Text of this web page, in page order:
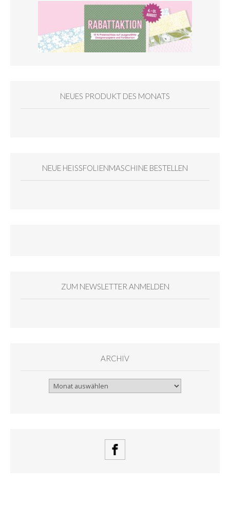
NEUES PRODUKT DES MONATS
NEUE HEISSFOLIENMASCHINE BESTELLEN
ZUM NEWSLETTER ANMELDEN
ARCHIV
Archiv